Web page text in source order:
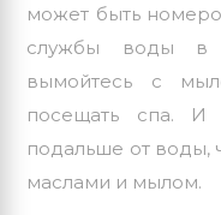
может быть
службы воды в
вымойтесь с
посещать спа. И
подальше от воды,
маслами и мылом.